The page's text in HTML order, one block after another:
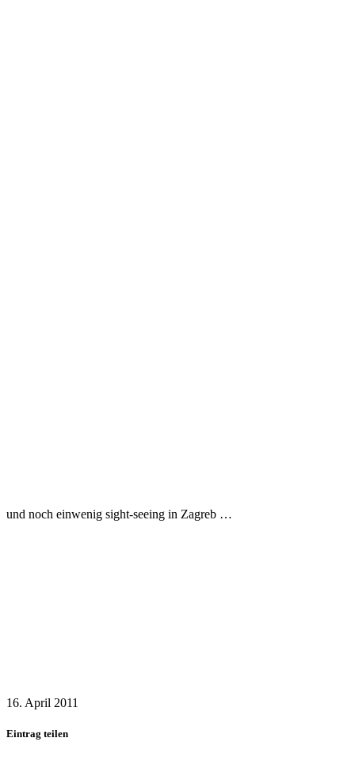
und noch einwenig sight-seeing in Zagreb …
16. April 2011
Eintrag teilen